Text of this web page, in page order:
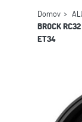
Domov
BROCK
ET34